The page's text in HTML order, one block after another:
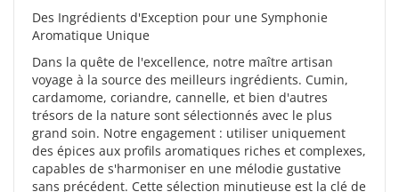
Des Ingrédients d'Exception pour une Symphonie
Aromatique Unique
Dans la quête de l'excellence, notre maître artisan
voyage à la source des meilleurs ingrédients. Cumin,
cardamome, coriandre, cannelle, et bien d'autres
trésors de la nature sont sélectionnés avec le plus
grand soin. Notre engagement : utiliser uniquement
des épices aux profils aromatiques riches et complexes,
capables de s'harmoniser en une mélodie gustative
sans précédent. Cette sélection minutieuse est la clé de